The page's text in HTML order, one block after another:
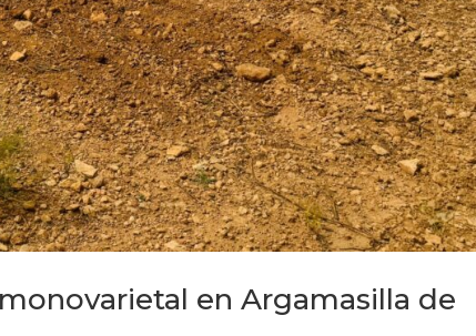
en Argamasilla de